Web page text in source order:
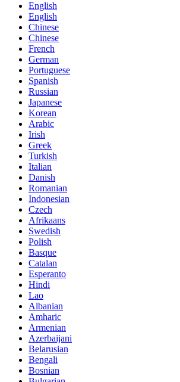
English
English
Chinese
Chinese
French
German
Portuguese
Spanish
Russian
Japanese
Korean
Arabic
Irish
Greek
Turkish
Italian
Danish
Romanian
Indonesian
Czech
Afrikaans
Swedish
Polish
Basque
Catalan
Esperanto
Hindi
Lao
Albanian
Amharic
Armenian
Azerbaijani
Belarusian
Bengali
Bosnian